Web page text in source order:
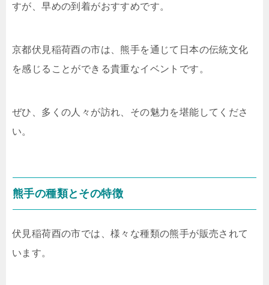
すが、早めの到着がおすすめです。
京都伏見稲荷酉の市は、熊手を通じて日本の伝統文化
を感じることができる貴重なイベントです。
ぜひ、多くの人々が訪れ、その魅力を堪能してくださ
い。
熊手の種類とその特徴
伏見稲荷酉の市では、様々な種類の熊手が販売されて
います。